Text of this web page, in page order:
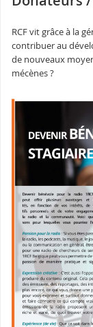
RCF vit grâce à la
contribuer au
de nouveaux
mécènes ?